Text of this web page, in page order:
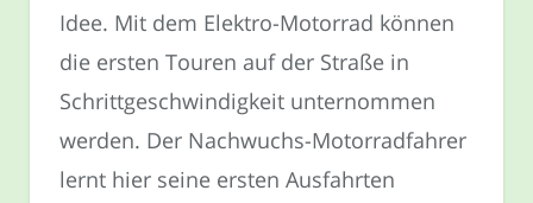
Idee. Mit dem Elektro-Motorrad können
die ersten Touren auf der Straße in
Schrittgeschwindigkeit unternommen
werden. Der Nachwuchs-Motorradfahrer
lernt hier seine ersten Ausfahrten